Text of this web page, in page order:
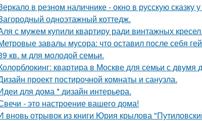
в резном наличнике - окно в русскую сказку
одноэтажный коттедж.
с мужем купили квартиру ради винтажных кресел.
завалы мусора: что оставил после себя
кв. м для молодой семьи.
квартира в Москве для семьи с двумя
проект постирочной комнаты и санузла.
для дома * дизайн интерьера.
- это настроение вашего дома!
вновь отрывок из книги Юрия крылова